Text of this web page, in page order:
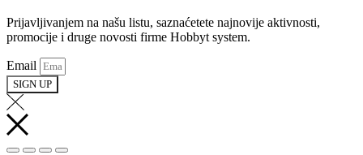
Prijavljivanjem na našu listu, saznaćetete najnovije aktivnosti,
promocije i druge novosti firme Hobbyt system.
Email
SIGN UP